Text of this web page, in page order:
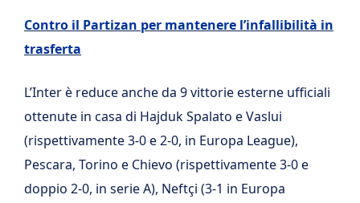
Contro il Partizan per mantenere l’infallibilità in
trasferta
L’Inter è reduce anche da 9 vittorie esterne ufficiali
ottenute in casa di Hajduk Spalato e Vaslui
(rispettivamente 3-0 e 2-0, in Europa League),
Pescara, Torino e Chievo (rispettivamente 3-0 e
doppio 2-0, in serie A), Neftçi (3-1 in Europa